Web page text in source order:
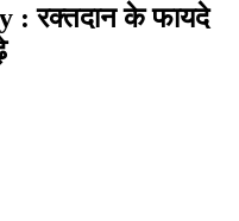
: रक्तदान के फायदे